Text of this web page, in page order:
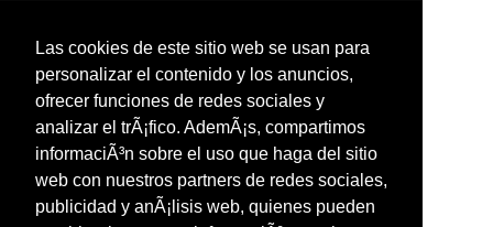
Las cookies de este sitio web se usan para
personalizar el contenido y los anuncios,
ofrecer funciones de redes sociales y
analizar el trÃ¡fico. AdemÃ¡s, compartimos
informaciÃ³n sobre el uso que haga del sitio
web con nuestros partners de redes sociales,
publicidad y anÃ¡lisis web, quienes pueden